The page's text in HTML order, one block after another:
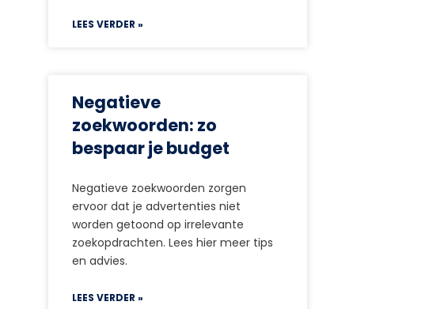
LEES VERDER »
Negatieve
zoekwoorden: zo
bespaar je budget
Negatieve zoekwoorden zorgen
ervoor dat je advertenties niet
worden getoond op irrelevante
zoekopdrachten. Lees hier meer tips
en advies.
LEES VERDER »